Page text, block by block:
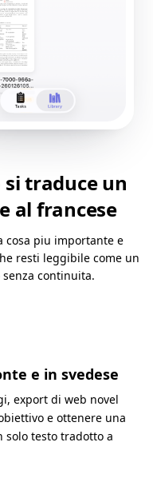
si traduce un
al francese
cosa piu importante e
resti leggibile come un
continuita.
e in svedese
export di web novel
e ottenere una
solo testo tradotto a